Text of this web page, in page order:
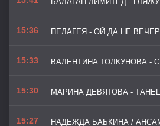
15:36 ПЕЛАГЕЯ - ОЙ ДА НЕ ВЕЧЕР
15:33
15:30
15:27